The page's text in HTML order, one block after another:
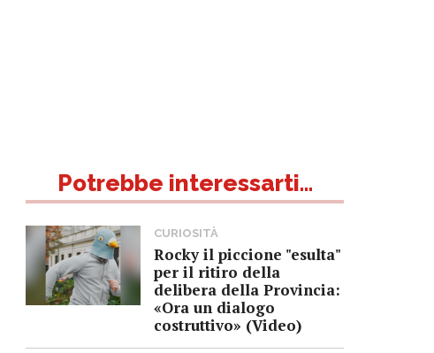
Potrebbe interessarti...
CURIOSITÀ
Rocky il piccione "esulta"
per il ritiro della
delibera della Provincia:
«Ora un dialogo
costruttivo» (Video)